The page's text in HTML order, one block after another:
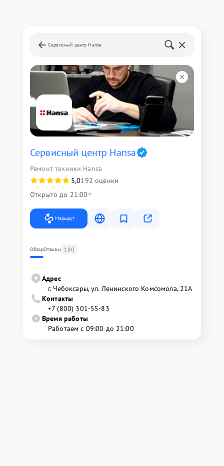
Сервисный центр Hansa
Сервисный центр Hansa
Ремонт техники Hansa
5,0192 оценки
Открыто до 21:00
Маршрут
ОбзорОтзывы 180
Адрес
г. Чебоксары, ул. Ленинского Комсомола, 21А
Контакты
+7 (800) 301-55-83
Время работы
Работаем с 09:00 до 21:00